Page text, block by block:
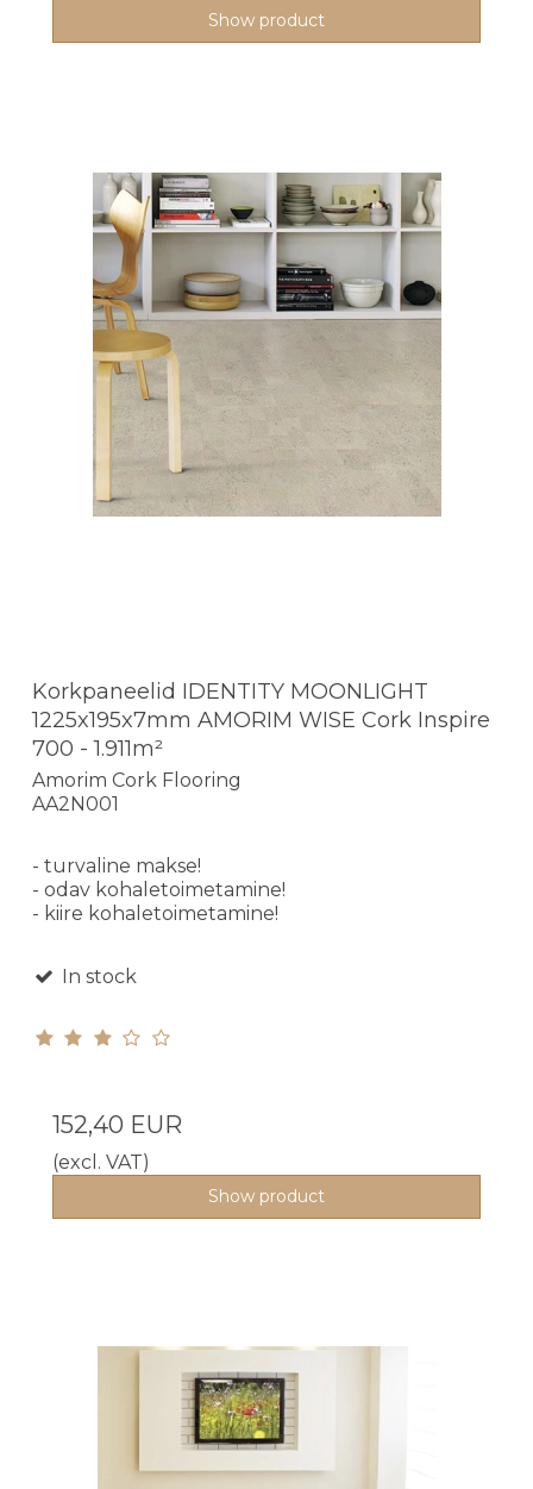
Show product
Korkpaneelid IDENTITY MOONLIGHT
1225x195x7mm AMORIM WISE Cork Inspire
700 - 1.911m²
Amorim Cork Flooring
AA2N001
- turvaline makse!
- odav kohaletoimetamine!
- kiire kohaletoimetamine!
In stock
152,40 EUR
(excl. VAT)
Show product